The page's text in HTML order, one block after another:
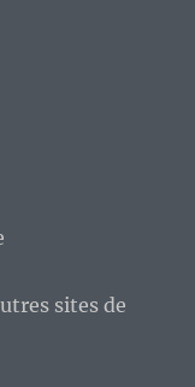
sites de